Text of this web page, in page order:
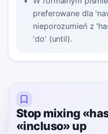
preferowane dla
nieporozumień z
'do' (until).
Stop mixing
«incluso» up